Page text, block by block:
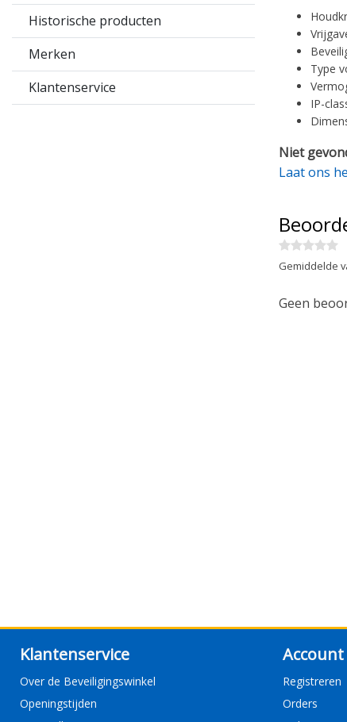
Historische producten
Merken
Klantenservice
Type
IP-
Niet
Laat ons
Gemiddelde
Geen
Klantenservice
Over de Beveiligingswinkel
Openingstijden
Account
Registreren
Orders